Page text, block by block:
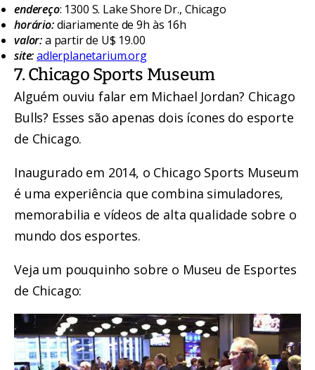
endereço: 1300 S. Lake Shore Dr., Chicago
horário:diariamente de 9h às 16h
valor:a partir de U$ 19.00
site:adlerplanetarium.org
7. Chicago Sports Museum
Alguém ouviu falar em Michael Jordan? Chicago
Bulls? Esses são apenas dois ícones do esporte
de Chicago.
Inaugurado em 2014, o Chicago Sports Museum
é uma experiência que combina simuladores,
memorabilia e vídeos de alta qualidade sobre o
mundo dos esportes.
Veja um pouquinho sobre o Museu de Esportes
de Chicago: